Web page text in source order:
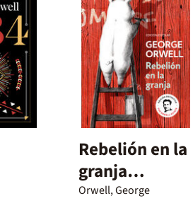
Rebelión en la
granja
(edición
Orwell, George